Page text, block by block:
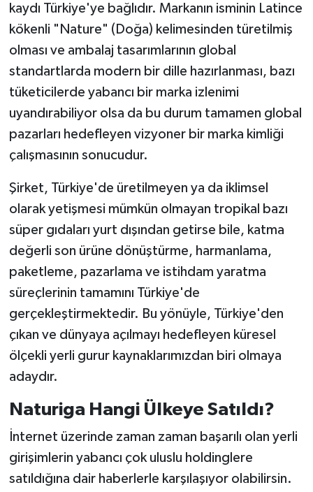
kaydı Türkiye'ye bağlıdır. Markanın isminin Latince
kökenli "Nature" (Doğa) kelimesinden türetilmiş
olması ve ambalaj tasarımlarının global
standartlarda modern bir dille hazırlanması, bazı
tüketicilerde yabancı bir marka izlenimi
uyandırabiliyor olsa da bu durum tamamen global
pazarları hedefleyen vizyoner bir marka kimliği
çalışmasının sonucudur.
Şirket, Türkiye'de üretilmeyen ya da iklimsel
olarak yetişmesi mümkün olmayan tropikal bazı
süper gıdaları yurt dışından getirse bile, katma
değerli son ürüne dönüştürme, harmanlama,
paketleme, pazarlama ve istihdam yaratma
süreçlerinin tamamını Türkiye'de
gerçekleştirmektedir. Bu yönüyle, Türkiye'den
çıkan ve dünyaya açılmayı hedefleyen küresel
ölçekli yerli gurur kaynaklarımızdan biri olmaya
adaydır.
Naturiga Hangi Ülkeye Satıldı?
İnternet üzerinde zaman zaman başarılı olan yerli
girişimlerin yabancı çok uluslu holdinglere
satıldığına dair haberlerle karşılaşıyor olabilirsin.